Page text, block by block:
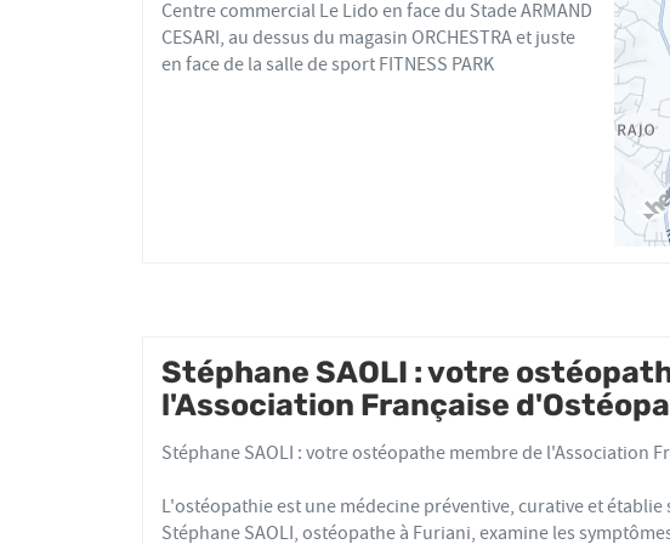
SAOLI
Centre commercial Le Lido en face du Stade ARMAND
CESARI, au dessus du magasin ORCHESTRA et juste
en face de la salle de sport FITNESS PARK
Stéphane SAOLI : votre
l'Association Française
Stéphane SAOLI : votre ostéopathe membre de l'Association
L'ostéopathie est une médecine préventive, curative et
Stéphane SAOLI, ostéopathe à Furiani, examine les